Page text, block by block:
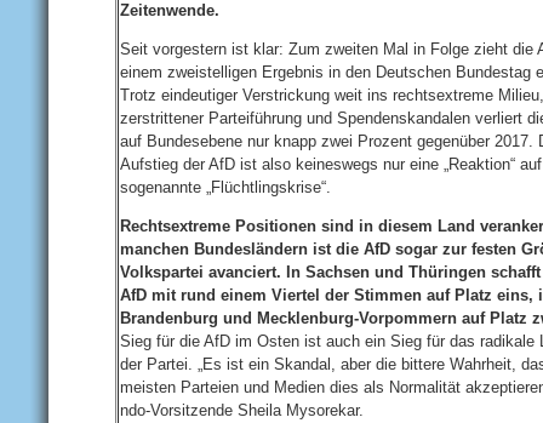
Zeitenwende.
Seit vorgestern ist klar: Zum zweiten Mal in Folge zieht die
einem zweistelligen Ergebnis in den Deutschen Bundestag
Trotz eindeutiger Verstrickung weit ins rechtsextreme Milieu,
zerstrittener Parteiführung und Spendenskandalen verliert
auf Bundesebene nur knapp zwei Prozent gegenüber 2017.
Aufstieg der AfD ist also keineswegs nur eine „Reaktion“
sogenannte „Flüchtlingskrise“.
Rechtsextreme Positionen sind in diesem Land
manchen Bundesländern ist die AfD sogar zur festen
Volkspartei avanciert. In Sachsen und Thüringen
AfD mit rund einem Viertel der Stimmen auf Platz eins,
Brandenburg und Mecklenburg-Vorpommern auf Platz
Sieg für die AfD im Osten ist auch ein Sieg für das radikale
der Partei. „Es ist ein Skandal, aber die bittere Wahrheit,
meisten Parteien und Medien dies als Normalität
ndo-Vorsitzende Sheila Mysorekar.